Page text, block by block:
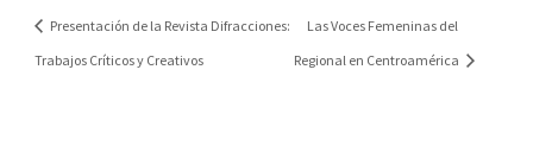
Presentación de la Revista Difracciones:
Trabajos Críticos y Creativos
Las Voces Femeninas del
Regional en Centroamérica